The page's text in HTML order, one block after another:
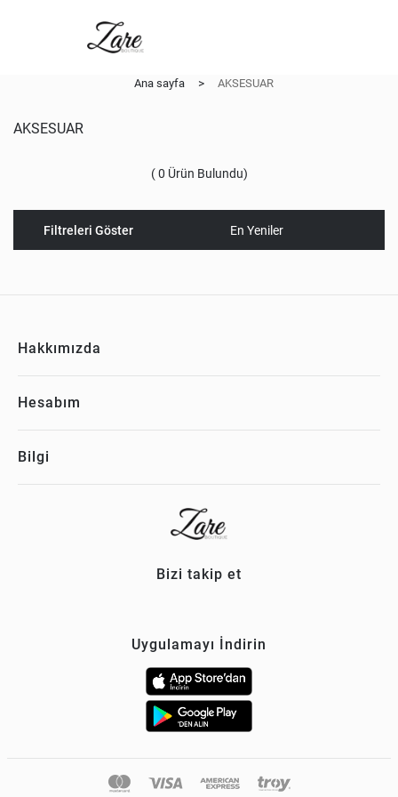
Ana sayfa > AKSESUAR
AKSESUAR
Filtreleri Göster
(0 Ürün Bulundu)
Hakkımızda
Hesabım
Bilgi
Bizi takip et
Uygulamayı İndirin